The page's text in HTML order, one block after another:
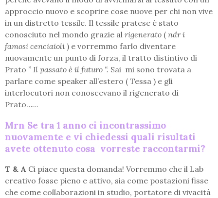
approccio nuovo e scoprire cose nuove per chi non vive
in un distretto tessile. Il tessile pratese è stato
conosciuto nel mondo grazie al rigenerato ( ndr i
famosi cenciaioli ) e vorremmo farlo diventare
nuovamente un punto di forza, il tratto distintivo di
Prato ” Il passato è il futuro “. Sai mi sono trovata a
parlare come speaker all’estero ( Tessa ) e gli
interlocutori non conoscevano il rigenerato di
Prato……
Mrn Se tra 1 anno ci incontrassimo
nuovamente e vi chiedessi quali risultati
avete ottenuto cosa vorreste raccontarmi?
T & A Ci piace questa domanda! Vorremmo che il Lab
creativo fosse pieno e attivo, sia come postazioni fisse
che come collaborazioni in studio, portatore di vivacità